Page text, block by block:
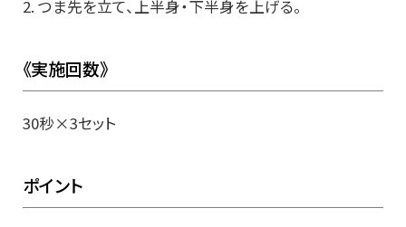
2. つま先を立て、上半身・下半身を上げる。
《実施回数》
30秒×3セット
ポイント